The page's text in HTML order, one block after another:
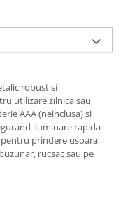
robust si
utilizare zilnica sau
AAA (neinclusa) si
iluminare rapida
prindere usoara,
rucsac sau pe